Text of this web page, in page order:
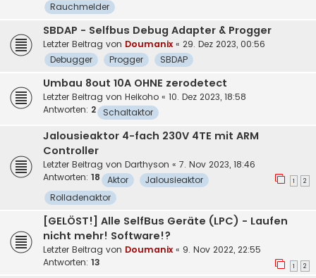
Rauchmelder
SBDAP - Selfbus Debug Adapter & Progger
Letzter Beitrag von Doumanix « 29. Dez 2023, 00:56
Debugger
Progger SBDAP
Umbau 8out 10A OHNE zerodetect
Letzter Beitrag von Heikoho « 10. Dez 2023, 18:58
Antworten: 2 Schaltaktor
Jalousieaktor 4-fach 230V 4TE mit ARM
Controller
Letzter Beitrag von Darthyson « 7. Nov 2023, 18:46
Antworten: 18 1 2
Aktor
Jalousieaktor
Rolladenaktor
[GELÖST!] Alle SelfBus Geräte (LPC) - Laufen
nicht mehr! Software!?
Letzter Beitrag von Doumanix « 9. Nov 2022, 22:55
Antworten: 13 1 2